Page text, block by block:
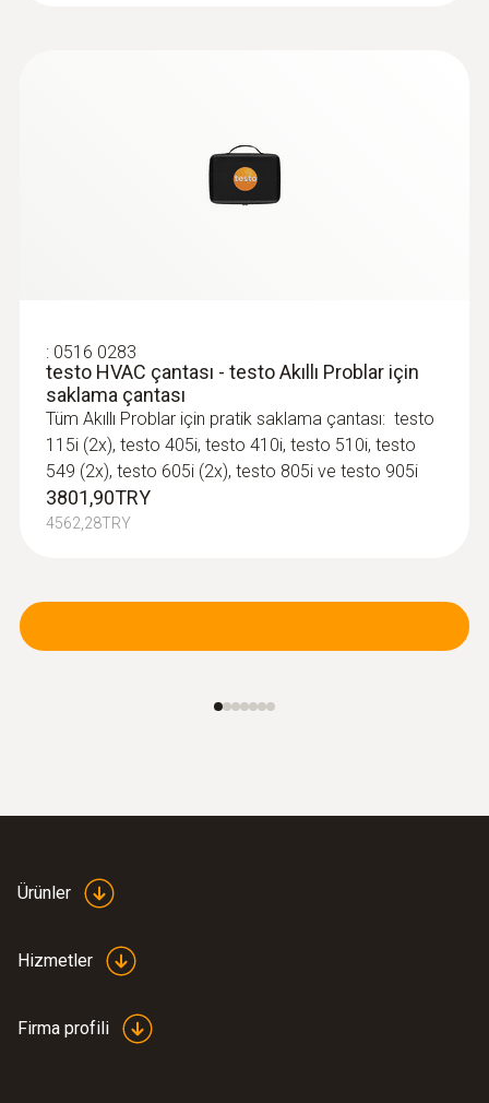
: 0516 0283
testo HVAC çantası - testo Akıllı Problar için
saklama çantası
Tüm Akıllı Problar için pratik saklama çantası: testo
115i (2x), testo 405i, testo 410i, testo 510i, testo
549 (2x), testo 605i (2x), testo 805i ve testo 905i
3801,90TRY
4562,28TRY
Ürünler
Hizmetler
Firma profili